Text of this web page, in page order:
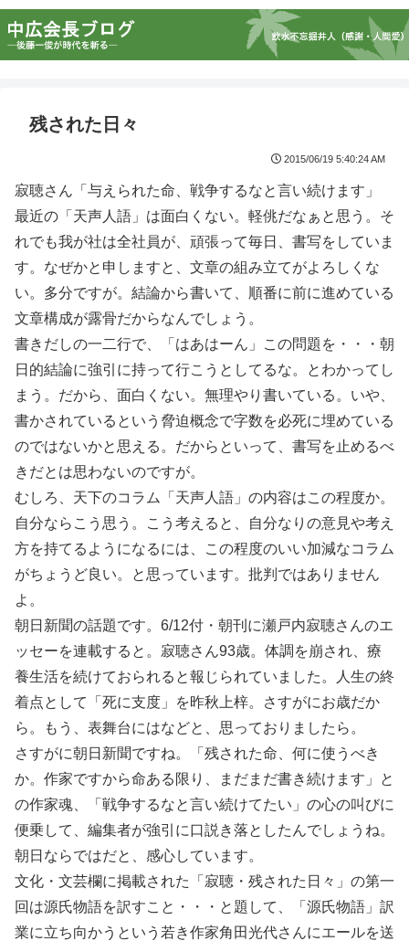
残された日々
2015/06/19 5:40:24 AM
寂聴さん「与えられた命、戦争するなと言い続けます」
最近の「天声人語」は面白くない。軽佻だなぁと思う。そ
れでも我が社は全社員が、頑張って毎日、書写をしていま
す。なぜかと申しますと、文章の組み立てがよろしくな
い。多分ですが。結論から書いて、順番に前に進めている
文章構成が露骨だからなんでしょう。
書きだしの一二行で、「はあはーん」この問題を・・・朝
日的結論に強引に持って行こうとしてるな。とわかってし
まう。だから、面白くない。無理やり書いている。いや、
書かされているという脅迫概念で字数を必死に埋めている
のではないかと思える。だからといって、書写を止めるべ
きだとは思わないのですが。
むしろ、天下のコラム「天声人語」の内容はこの程度か。
自分ならこう思う。こう考えると、自分なりの意見や考え
方を持てるようになるには、この程度のいい加減なコラム
がちょうど良い。と思っています。批判ではありません
よ。
朝日新聞の話題です。6/12付・朝刊に瀬戸内寂聴さんのエ
ッセーを連載すると。寂聴さん93歳。体調を崩され、療
養生活を続けておられると報じられていました。人生の終
着点として「死に支度」を昨秋上梓。さすがにお歳だか
ら。もう、表舞台にはなどと、思っておりましたら。
さすがに朝日新聞ですね。「残された命、何に使うべき
か。作家ですから命ある限り、まだまだ書き続けます」と
の作家魂、「戦争するなと言い続けてたい」の心の叫びに
便乗して、編集者が強引に口説き落としたんでしょうね。
朝日ならではだと、感心しています。
文化・文芸欄に掲載された「寂聴・残された日々」の第一
回は源氏物語を訳すこと・・・と題して、「源氏物語」訳
業に立ち向かうという若き作家角田光代さんにエールを送